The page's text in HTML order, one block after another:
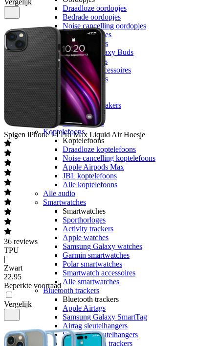
Draadloze oordopjes
Bedrade oordopjes
Noise cancelling oordopjes
Sport oordopjes
Apple Airpods
Samsung Galaxy Buds
JBL oordopjes
Oordopjes accessoires
Alle oordopjes
Speakers
Speakers
Bluetooth speakers
JBL speakers
Alle speakers
Koptelefoons
Koptelefoons
Draadloze koptelefoons
Noise cancelling koptelefoons
Apple Airpods Max
JBL koptelefoons
Alle koptelefoons
Alle audio
Smartwatches
Smartwatches
Sporthorloges
Activity trackers
Apple watches
Samsung Galaxy watches
Garmin smartwatches
Polar smartwatches
Smartwatch accessoires
Alle smartwatches
Bluetooth trackers
Bluetooth trackers
Apple Airtags
Samsung Galaxy SmartTag
Airtag sleutelhangers
SmartTag sleutelhangers
Alle bluetooth trackers
Vergelijk
Spigen iPhone 14 Pro Max Liquid Air Hoesje
36 reviews
TPU
|
Zwart
22,95
Beperkte voorraad
Vergelijk